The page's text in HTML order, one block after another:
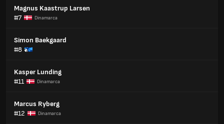
Magnus Kaastrup Larsen
#7
Dinamarca
Simon Baekgaard
#8
Kasper Lunding
#11
Dinamarca
Marcus Ryberg
#12
Dinamarca